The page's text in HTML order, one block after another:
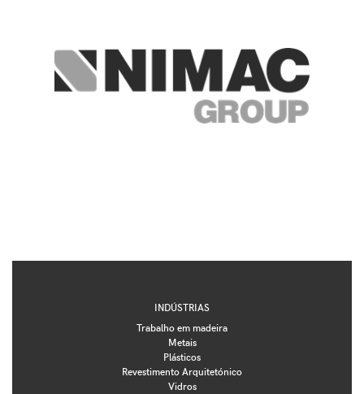
INDÚSTRIAS
Trabalho em madeira
Metais
Plásticos
Revestimento Arquitetónico
Vidros